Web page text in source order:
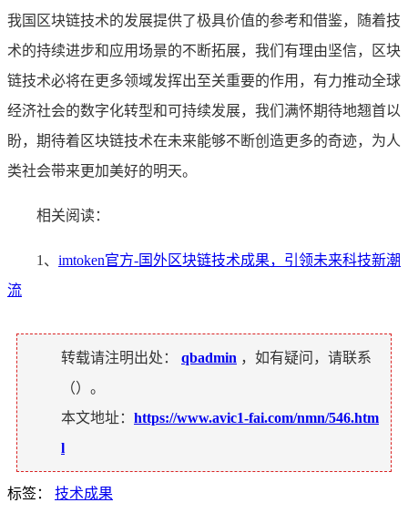
我国区块链技术的发展提供了极具价值的参考和借鉴，随着技
术的持续进步和应用场景的不断拓展，我们有理由坚信，区块
链技术必将在更多领域发挥出至关重要的作用，有力推动全球
经济社会的数字化转型和可持续发展，我们满怀期待地翘首以
盼，期待着区块链技术在未来能够不断创造更多的奇迹，为人
类社会带来更加美好的明天。
相关阅读：
1、 imtoken官方-国外区块链技术成果，引领未来科技新潮
流
转载请注明出处： qbadmin ，如有疑问，请联系
（）。
本文地址： https://www.avic1-fai.com/nmn/546.htm
l
标签： 技术成果